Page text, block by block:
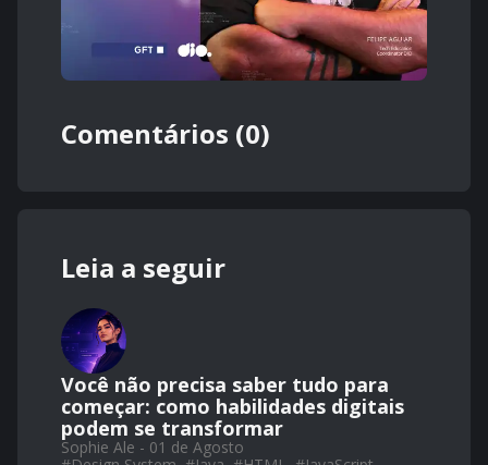
Comentários (0)
Leia a seguir
Você não precisa saber tudo para
começar: como habilidades digitais
podem se transformar
Sophie Ale - 01 de Agosto